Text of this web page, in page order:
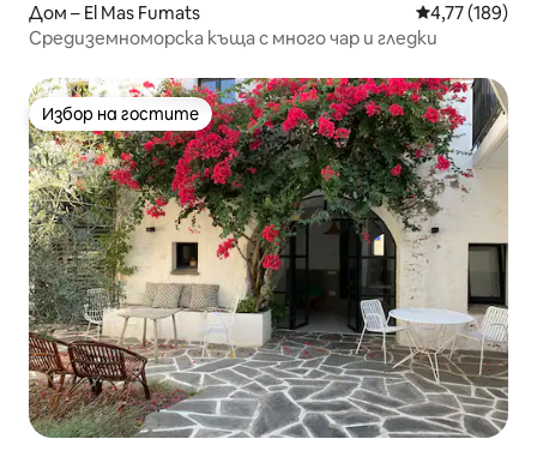
Дом – El Mas Fumats Средна
4,77 (189)
Средиземноморска къща с много чар и гледки
Избор на гостите
Избор на гостите